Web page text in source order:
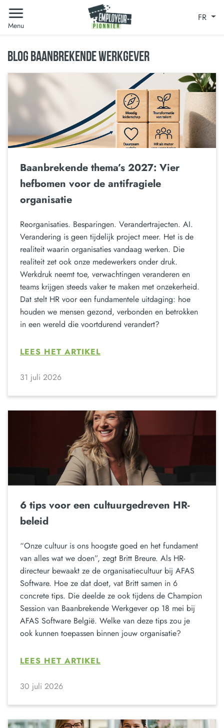
Menu
FR
BLOG BAANBREKENDE WERKGEVER
Baanbrekende thema’s 2027: Vier
hefbomen voor de antifragiele
organisatie
Reorganisaties. Besparingen. Verandertrajecten. AI.
Verandering is geen tijdelijk project meer. Het is de
realiteit waarin organisaties vandaag werken. Die
realiteit zet ook onze medewerkers onder druk.
Werkdruk neemt toe, verwachtingen veranderen en
teams krijgen steeds vaker te maken met onzekerheid.
Dat stelt HR voor een fundamentele uitdaging: hoe
houden we mensen gezond, verbonden en betrokken
in een wereld die voortdurend verandert?
LEES HET ARTIKEL
31 juli 2026
6 tips voor een cultuurgedreven HR-
beleid
“Onze cultuur is ons hoogste goed en het fundament
van alles wat we doen”, zegt Britt Breure. Als HR-
directeur bewaakt ze de organisatiecultuur bij AFAS
Software. Hoe ze dat doet, vat Britt samen in 6
concrete tips. Die deelde ze ook tijdens de Champion
Session van Baanbrekende Werkgever op 18 mei bij
AFAS Software België. Welke van deze tips zou je
ook kunnen toepassen binnen jouw organisatie?
LEES HET ARTIKEL
30 juli 2026